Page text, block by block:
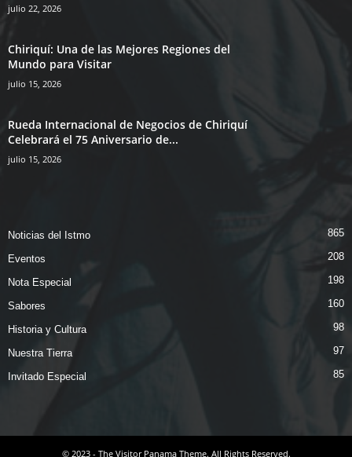
julio 22, 2026
Chiriquí: Una de las Mejores Regiones del
Mundo para Visitar
julio 15, 2026
Rueda Internacional de Negocios de Chiriquí
Celebrará el 75 Aniversario de...
julio 15, 2026
Noticias del Istmo 865
Eventos 208
Nota Especial 198
Sabores 160
Historia y Cultura 98
Nuestra Tierra 97
Invitado Especial 85
© 2023 - The Visitor Panama Theme. All Rights Reserved.